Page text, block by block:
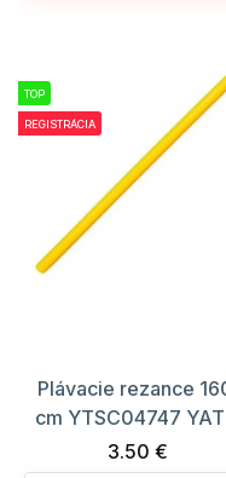
TOP
REGISTRÁCIA
Plávacie rezance
cm YTSC04747
3.50 €